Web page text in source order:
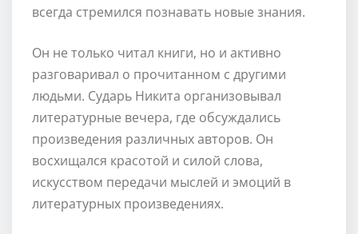
всегда стремился познавать новые знания.
Он не только читал книги, но и активно
разговаривал о прочитанном с другими
людьми. Сударь Никита организовывал
литературные вечера, где обсуждались
произведения различных авторов. Он
восхищался красотой и силой слова,
искусством передачи мыслей и эмоций в
литературных произведениях.